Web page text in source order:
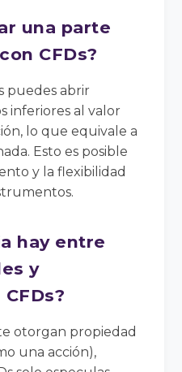
una parte
CFDs?
puedes abrir
inferiores al valor
lo que equivale a
Esto es posible
y la flexibilidad
hay entre
y
otorgan propiedad
una acción),